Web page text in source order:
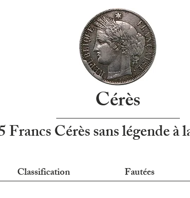
Cérès
Francs Cérès sans légende
Classification Fautées